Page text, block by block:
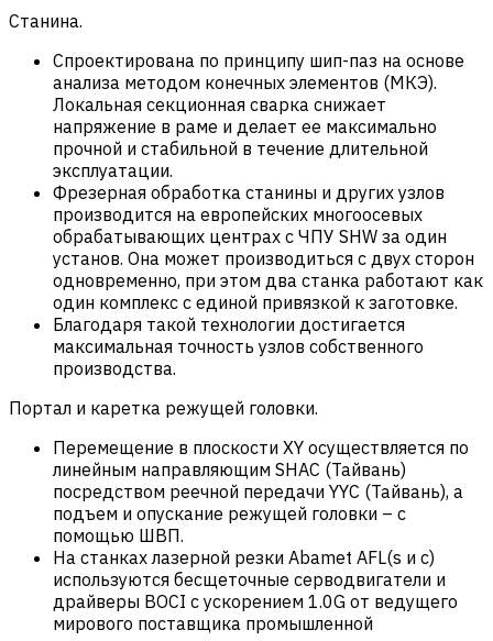
Станина.
Спроектирована по принципу шип-паз на основе
анализа методом конечных элементов (МКЭ).
Локальная секционная сварка снижает
напряжение в раме и делает ее максимально
прочной и стабильной в течение длительной
эксплуатации.
Фрезерная обработка станины и других узлов
производится на европейских многоосевых
обрабатывающих центрах с ЧПУ SHW за один
установ. Она может производиться с двух сторон
одновременно, при этом два станка работают как
один комплекс с единой привязкой к заготовке.
Благодаря такой технологии достигается
максимальная точность узлов собственного
производства.
Портал и каретка режущей головки.
Перемещение в плоскости XY осуществляется по
линейным направляющим SHAC (Тайвань)
посредством реечной передачи YYC (Тайвань), а
подъем и опускание режущей головки – с
помощью ШВП.
На станках лазерной резки Abamet AFL(s и c)
используются бесщеточные серводвигатели и
драйверы BOCI с ускорением 1.0G от ведущего
мирового поставщика промышленной